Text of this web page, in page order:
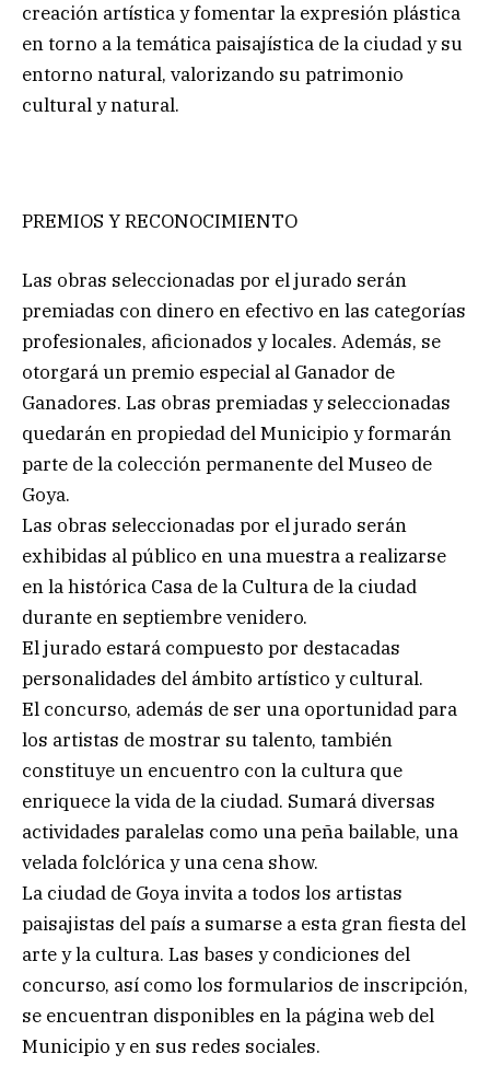
creación artística y fomentar la expresión plástica
en torno a la temática paisajística de la ciudad y su
entorno natural, valorizando su patrimonio
cultural y natural.
PREMIOS Y RECONOCIMIENTO
Las obras seleccionadas por el jurado serán
premiadas con dinero en efectivo en las categorías
profesionales, aficionados y locales. Además, se
otorgará un premio especial al Ganador de
Ganadores. Las obras premiadas y seleccionadas
quedarán en propiedad del Municipio y formarán
parte de la colección permanente del Museo de
Goya.
Las obras seleccionadas por el jurado serán
exhibidas al público en una muestra a realizarse
en la histórica Casa de la Cultura de la ciudad
durante en septiembre venidero.
El jurado estará compuesto por destacadas
personalidades del ámbito artístico y cultural.
El concurso, además de ser una oportunidad para
los artistas de mostrar su talento, también
constituye un encuentro con la cultura que
enriquece la vida de la ciudad. Sumará diversas
actividades paralelas como una peña bailable, una
velada folclórica y una cena show.
La ciudad de Goya invita a todos los artistas
paisajistas del país a sumarse a esta gran fiesta del
arte y la cultura. Las bases y condiciones del
concurso, así como los formularios de inscripción,
se encuentran disponibles en la página web del
Municipio y en sus redes sociales.